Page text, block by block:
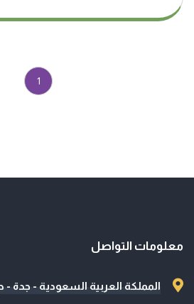
1
معلومات التواصل
المملكة العربية السعودية - جدة -